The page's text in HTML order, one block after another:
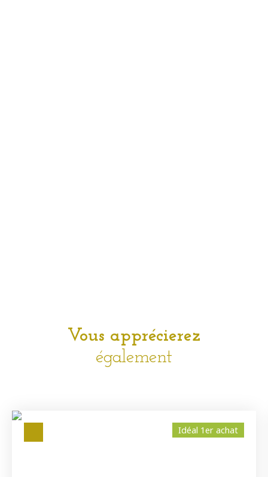
Vous apprécierez
également
Idéal 1er achat